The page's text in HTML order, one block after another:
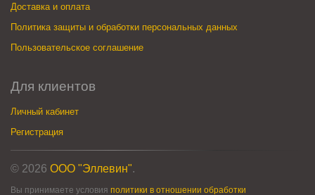
Доставка и оплата
Политика защиты и обработки персональных данных
Пользовательское соглашение
Для клиентов
Личный кабинет
Регистрация
© 2026 ООО "Эллевин".
Вы принимаете условия политики в отношении обработки